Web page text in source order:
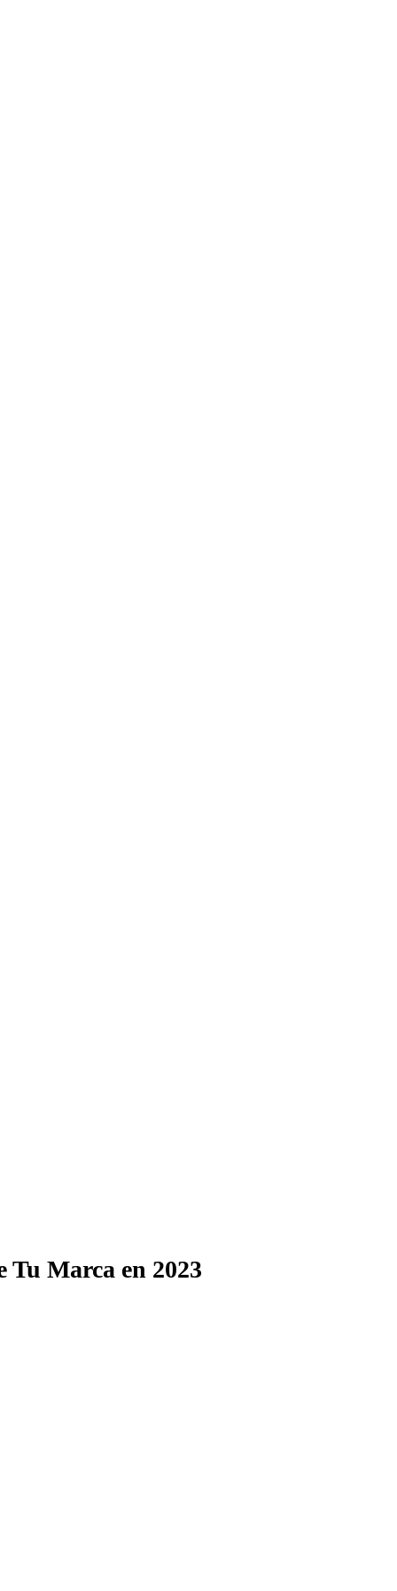
Marca en 2023